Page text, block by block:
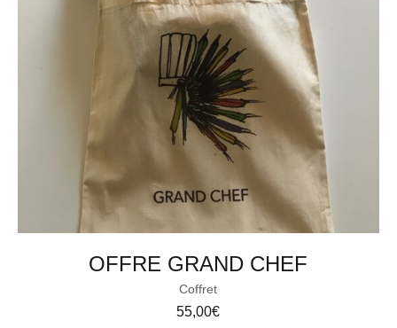
OFFRE GRAND CHEF
Coffret
55,00€